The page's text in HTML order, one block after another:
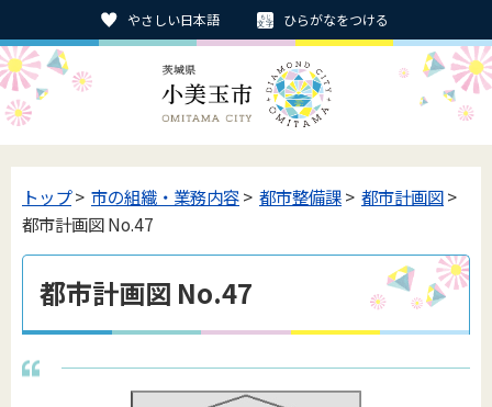
やさしい日本語 ひらがなをつける
トップ> 市の組織・業務内容> 都市整備課> 都市計画図>
都市計画図 No.47
都市計画図 No.47